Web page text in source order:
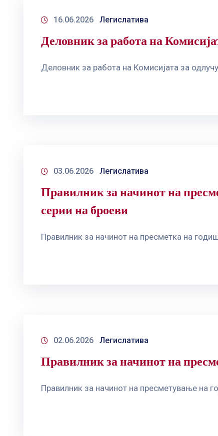
16.06.2026 Легислатива
Деловник за работа на
Деловник за работа на Комисијата за
03.06.2026 Легислатива
Правилник за начинот на
серии на броеви
Правилник за начинот на пресметка на
02.06.2026 Легислатива
Правилник за начинот на
Правилник за начинот на пресметување на